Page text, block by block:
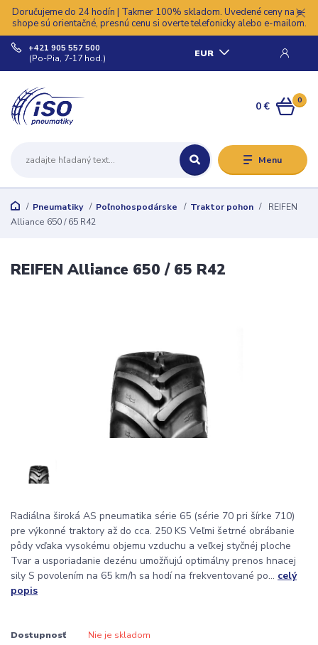
Doručujeme do 24 hodín | Takmer 100% skladom. Uvedené ceny na e-
shope sú orientačné, presnú cenu si overte telefonicky alebo e-mailom.
Menu
EUR
+421 905 557 500
(Po-Pia, 7-17 hod.)
0
0 €
Pneumatiky Poľnohospodárske Traktor pohon
REIFEN
Alliance 650 / 65 R42
REIFEN Alliance 650 / 65 R42
Radiálna široká AS pneumatika série 65 (série 70 pri šírke 710)
pre výkonné traktory až do cca. 250 KS Veľmi šetrné obrábanie
pôdy vďaka vysokému objemu vzduchu a veľkej styčnéj ploche
Tvar a usporiadanie dezénu umožňujú optimálny prenos hnacej
sily S povolením na 65 km/h sa hodí na frekventované po... celý
popis
Dostupnosť Nie je skladom